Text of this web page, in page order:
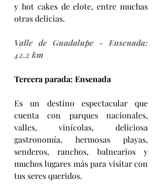
y hot cakes de elote, entre muchas
otras delicias.
Valle de Guadalupe - Ensenada:
42.2 km
Tercera parada: Ensenada
Es un destino espectacular que
cuenta con parques nacionales,
valles, vinícolas, deliciosa
gastronomía, hermosas playas,
senderos, ranchos, balnearios y
muchos lugares más para visitar con
tus seres queridos.